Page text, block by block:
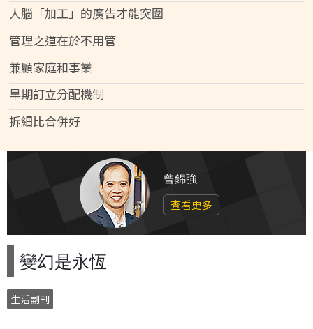
人腦「加工」的廣告才能突圍
管理之道在於不用管
兼顧家庭和事業
早期訂立分配機制
拆細比合併好
曾錦強
查看更多
變幻是永恆
生活副刊